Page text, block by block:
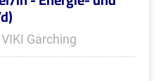
Garching